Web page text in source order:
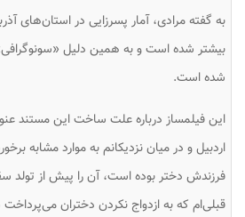
به گفته مرادی، آمار پسرزایی در استان‌های
بیشتر شده است و به همین دلیل «سونوگرافی»
شده است.
این فیلمساز درباره علت ساخت این مستند
اردبیل و در میان نزدیکانم به موارد مشابه
فرزندش دختر بوده است، آن را پیش از تولد
قبلی‌ام که به ازدواج نکردن دختران می‌پرداخت